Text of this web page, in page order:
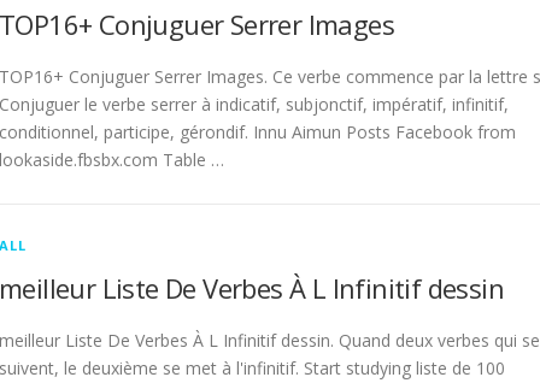
TOP16+ Conjuguer Serrer Images
TOP16+ Conjuguer Serrer Images. Ce verbe commence par la lettre
Conjuguer le verbe serrer à indicatif, subjonctif, impératif, infinitif,
conditionnel, participe, gérondif. Innu Aimun Posts Facebook from
lookaside.fbsbx.com Table …
ALL
meilleur Liste De Verbes À L Infinitif dessin
meilleur Liste De Verbes À L Infinitif dessin. Quand deux verbes qui se
suivent, le deuxième se met à l'infinitif. Start studying liste de 100